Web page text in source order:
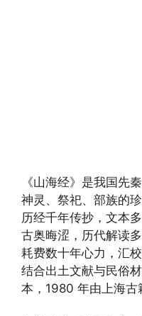
《山海经》是我国先
神灵、祭祀、部族的
历经千年传抄，文本
古奥晦涩，历代解读
耗费数十年心力，汇
结合出土文献与民俗
本，1980 年由上海古